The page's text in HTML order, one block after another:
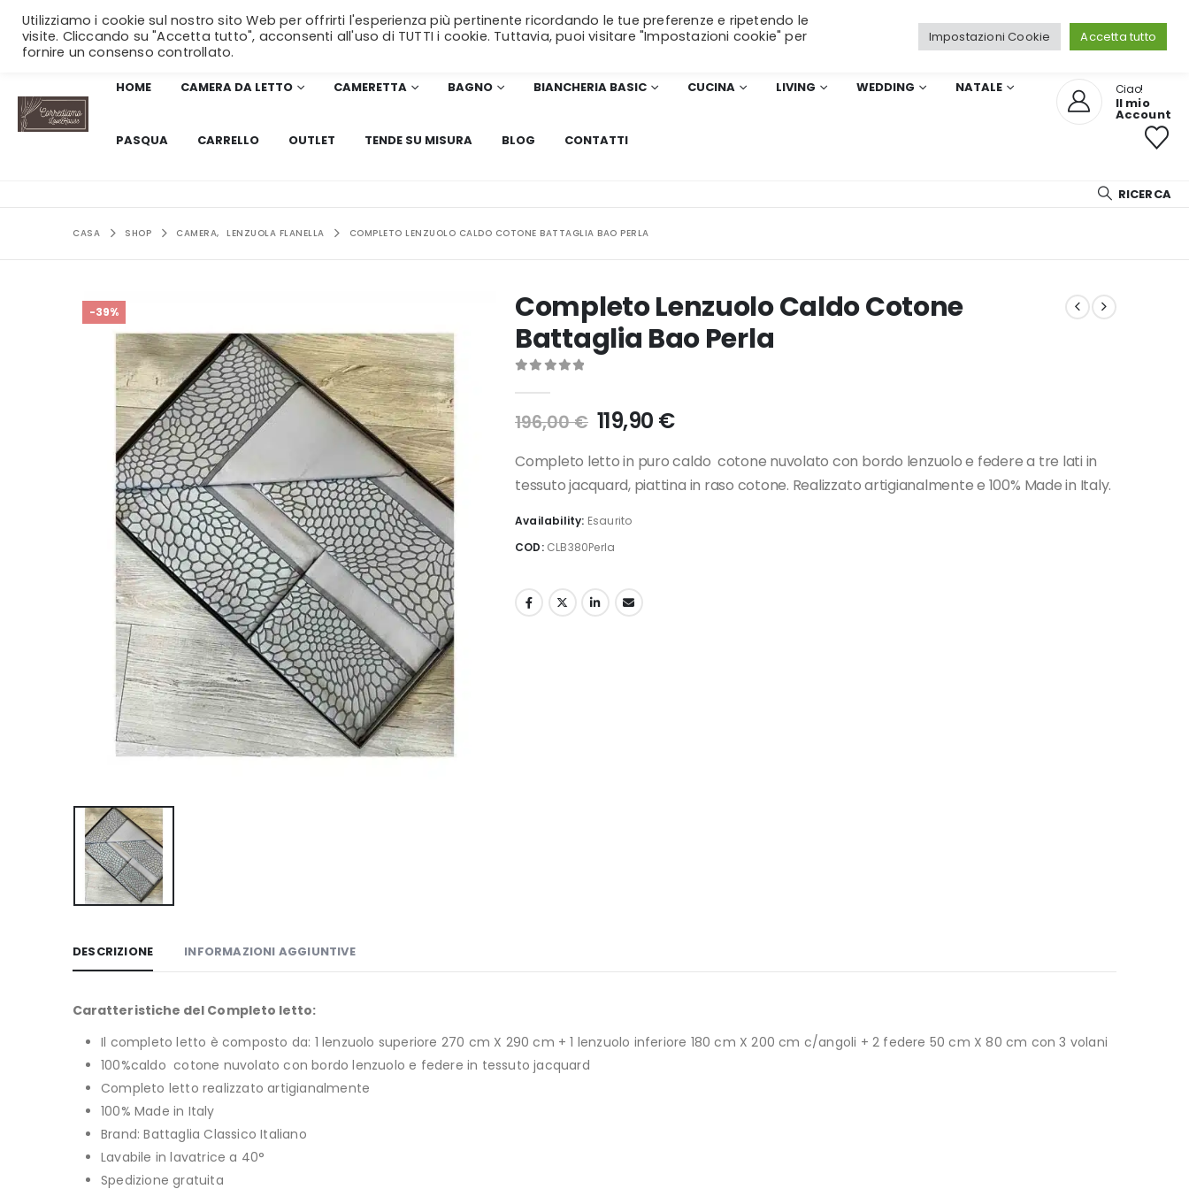
SPEDIZIONE GRATUITAper ordini superiori a 99€!
HOME CAMERA DA LETTO CAMERETTA BAGNO BIANCHERIA BASIC CUCINA LIVING WEDDING NATALE
PASQUA CARRELLO OUTLET TENDE SU MISURA BLOG CONTATTI
Ciao!
Il mio
Account
RICERCA
CASA SHOP CAMERA, LENZUOLA FLANELLA COMPLETO LENZUOLO CALDO COTONE BATTAGLIA BAO PERLA
-39%
Completo Lenzuolo Caldo Cotone
Battaglia Bao Perla
196,00€ Il
prezzo
originale
era:
119,90 €Il
attuale
è:
Completo letto in puro caldo cotone nuvolato con bordo lenzuolo e federe a tre lati in
tessuto jacquard, piattina in raso cotone. Realizzato artigianalmente e 100% Made in Italy.
Availability: Esaurito
COD: CLB380Perla
DESCRIZIONE INFORMAZIONI AGGIUNTIVE
Caratteristiche del Completo letto:
Il completo letto è composto da: 1 lenzuolo superiore 270 cm X 290 cm + 1 lenzuolo inferiore 180 cm X 200 cm c/angoli + 2 federe 50 cm X 80 cm con 3 volani
100%caldo cotone nuvolato con bordo lenzuolo e federe in tessuto jacquard
Completo letto realizzato artigianalmente
100% Made in Italy
Brand: Battaglia Classico Italiano
Lavabile in lavatrice a 40°
Spedizione gratuita
Utilizziamo i cookie sul nostro sito Web per offrirti l'esperienza più pertinente ricordando le tue preferenze e ripetendo le
visite. Cliccando su "Accetta tutto", acconsenti all'uso di TUTTI i cookie. Tuttavia, puoi visitare "Impostazioni cookie" per
fornire un consenso controllato.
Impostazioni Cookie Accetta tutto